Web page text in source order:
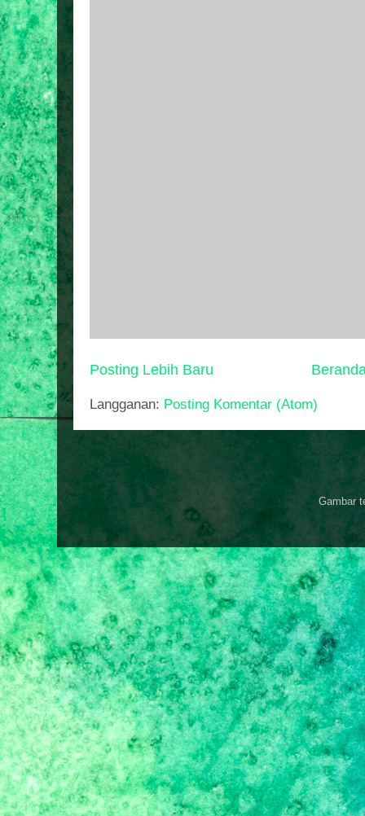
Posting Lebih Baru
Langganan: Posting Komentar (Atom)
Gambar